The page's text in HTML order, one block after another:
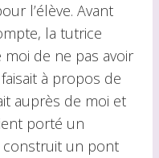
l’élève. Avant
la tutrice
moi de ne pas avoir
à propos de
auprès de moi et
porté un
construit un pont